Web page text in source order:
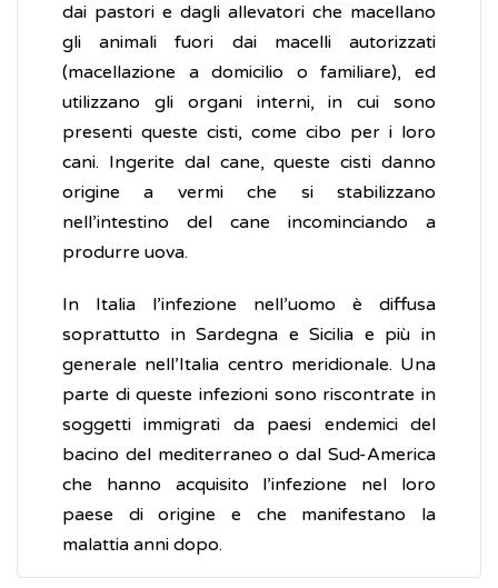
dai pastori e dagli allevatori che macellano
gli animali fuori dai macelli autorizzati
(macellazione a domicilio o familiare), ed
utilizzano gli organi interni, in cui sono
presenti queste cisti, come cibo per i loro
cani. Ingerite dal cane, queste cisti danno
origine a vermi che si stabilizzano
nell’intestino del cane incominciando a
produrre uova.
In Italia l’infezione nell’uomo è diffusa
soprattutto in Sardegna e Sicilia e più in
generale nell’Italia centro meridionale. Una
parte di queste infezioni sono riscontrate in
soggetti immigrati da paesi endemici del
bacino del mediterraneo o dal Sud-America
che hanno acquisito l’infezione nel loro
paese di origine e che manifestano la
malattia anni dopo.